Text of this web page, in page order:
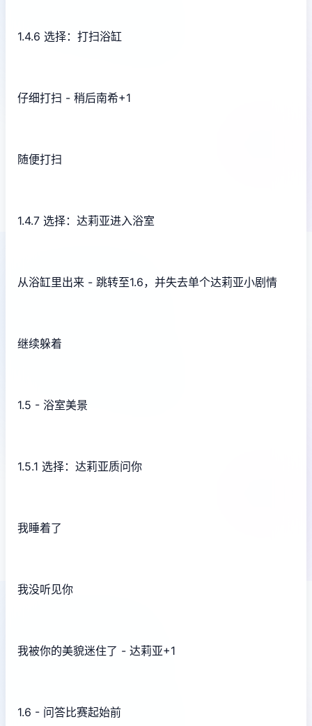
1.4.6 选择：打扫浴缸
仔细打扫 - 稍后南希+1
随便打扫
1.4.7 选择：达莉亚进入浴室
从浴缸里出来 - 跳转至1.6，并失去单个达莉亚小剧情
继续躲着
1.5 - 浴室美景
1.5.1 选择：达莉亚质问你
我睡着了
我没听见你
我被你的美貌迷住了 - 达莉亚+1
1.6 - 问答比赛起始前